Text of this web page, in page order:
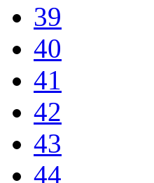
39
40
41
42
43
44